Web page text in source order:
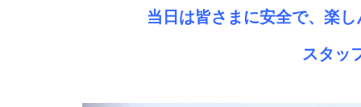
当日は皆さまに安全で、楽
スタッ